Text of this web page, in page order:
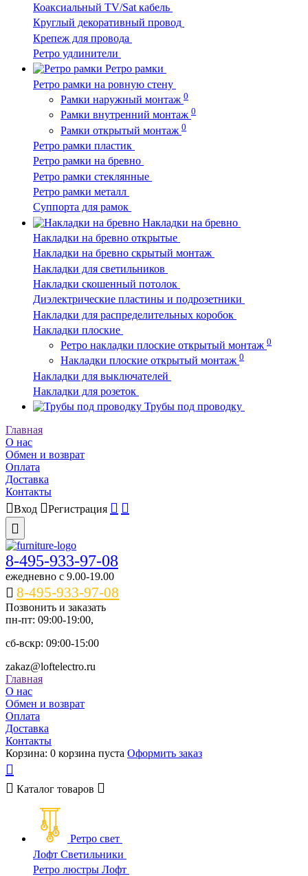
Коаксиальный TV/Sat кабель
Круглый декоративный провод
Крепеж для провода
Ретро удлинители
Ретро рамки
Ретро рамки на ровную стену
Рамки наружный монтаж 0
Рамки внутренний монтаж 0
Рамки открытый монтаж 0
Ретро рамки пластик
Ретро рамки на бревно
Ретро рамки стеклянные
Ретро рамки металл
Суппорта для рамок
Накладки на бревно
Накладки на бревно открытые
Накладки на бревно скрытый монтаж
Накладки для светильников
Накладки скошенный потолок
Диэлектрические пластины и подрозетники
Накладки для распределительных коробок
Накладки плоские
Ретро накладки плоские открытый монтаж 0
Накладки плоские открытый монтаж 0
Накладки для выключателей
Накладки для розеток
Трубы под проводку
Главная
О нас
Обмен и возврат
Оплата
Доставка
Контакты
Вход
Регистрация
8-495-933-97-08
ежедневно c 9.00-19.00
8-495-933-97-08
Позвонить и заказать
пн-пт: 09:00-19:00,
сб-вскр: 09:00-15:00
zakaz@loftelectro.ru
Главная
О нас
Обмен и возврат
Оплата
Доставка
Контакты
Корзина: 0 корзина пуста Оформить заказ
Каталог товаров
Ретро свет
Лофт Светильники
Ретро люстры Лофт